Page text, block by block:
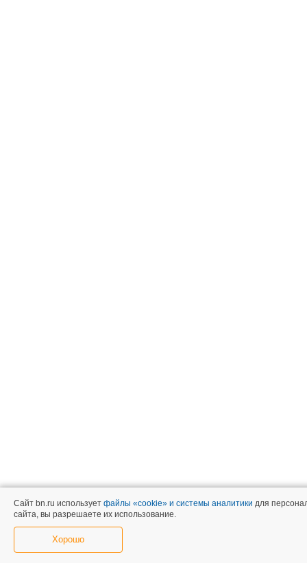
Сайт bn.ru использует файлы «cookie» и системы аналитики для
сайта, вы разрешаете их использование.
Хорошо